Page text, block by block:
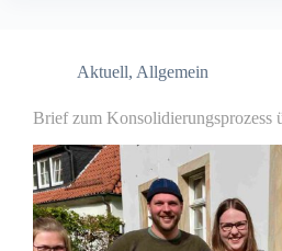
Aktuell, Allgemein
Brief zum Konsolidierungsprozess